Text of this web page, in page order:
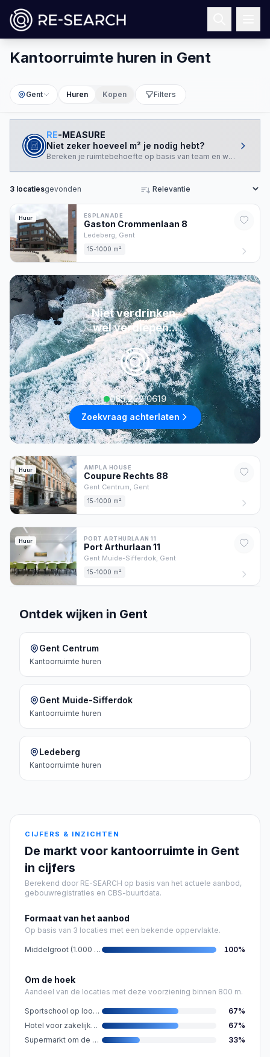
Kantoorruimte huren in Gent
Gent Huren Kopen Filters
RE-MEASURE
Niet zeker hoeveel m² je nodig hebt?
Bereken je ruimtebehoefte op basis van team en werkstijl.
3 locatiesgevonden Sorteren
Huur ESPLANADE
Gaston Crommenlaan 8
Ledeberg, Gent
15-1000 m²
Niet verdrinken,
wel verdiepen...
085 222 0619
Zoekvraag achterlaten
Huur AMPLA HOUSE
Coupure Rechts 88
Gent Centrum, Gent
15-1000 m²
Huur PORT ARTHURLAAN 11
Port Arthurlaan 11
Gent Muide-Sifferdok, Gent
15-1000 m²
Ontdek wijken in Gent
Gent Centrum
Kantoorruimte huren
Gent Muide-Sifferdok
Kantoorruimte huren
Ledeberg
Kantoorruimte huren
CIJFERS & INZICHTEN
De markt voor kantoorruimte in Gent
in cijfers
Berekend door RE-SEARCH op basis van het actuele aanbod,
gebouwregistraties en CBS-buurtdata.
Formaat van het aanbod
Op basis van 3 locaties met een bekende oppervlakte.
Middelgroot (1.000 - 5.000 m²) 100%
Om de hoek
Aandeel van de locaties met deze voorziening binnen 800 m.
Sportschool op loopafstand 67%
Hotel voor zakelijke gasten nabij
67%
Supermarkt om de hoek
33%